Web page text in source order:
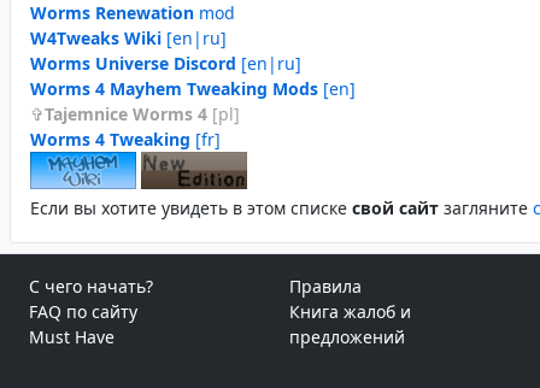
Worms Renewation mod
W4Tweaks Wiki [en|ru]
Worms Universe Discord [en|ru]
Worms 4 Mayhem Tweaking Mods [en]
Tajemnice Worms 4 [pl]
Worms 4 Tweaking [fr]
Если вы хотите увидеть в этом спиcке свой сайт загляните
С чего начать?
FAQ по сайту
Must Have
Правила
Книга жалоб и
предложений